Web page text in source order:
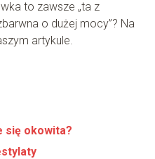
to zawsze „ta z
o dużej mocy”? Na
artykule.
się okowita?